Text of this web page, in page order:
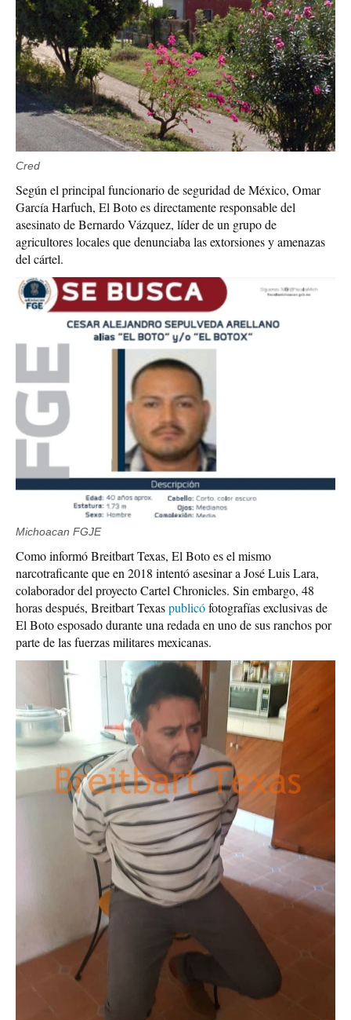
Cred
Según el principal funcionario de seguridad de México, Omar
García Harfuch, El Boto es directamente responsable del
asesinato de Bernardo Vázquez, líder de un grupo de
agricultores locales que denunciaba las extorsiones y amenazas
del cártel.
Michoacan FGJE
Como informó Breitbart Texas, El Boto es el mismo
narcotraficante que en 2018 intentó asesinar a José Luis Lara,
colaborador del proyecto Cartel Chronicles. Sin embargo, 48
horas después, Breitbart Texaspublicófotografías exclusivas de
El Boto esposado durante una redada en uno de sus ranchos por
parte de las fuerzas militares mexicanas.